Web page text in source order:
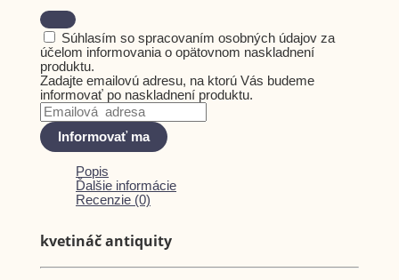
Súhlasím so spracovaním osobných údajov za
účelom informovania o opätovnom naskladnení
produktu.
Zadajte emailovú adresu, na ktorú Vás budeme
informovať po naskladnení produktu.
Informovať ma
Popis
Ďalšie informácie
Recenzie (0)
kvetináč antiquity